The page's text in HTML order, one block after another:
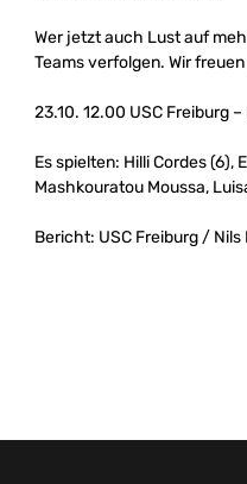
Wer jetzt auch Lust auf
Teams verfolgen. Wir
23.10. 12.00 USC Freiburg
Es spielten: Hilli Cordes (6),
Mashkouratou Moussa,
Bericht: USC Freiburg / Nils